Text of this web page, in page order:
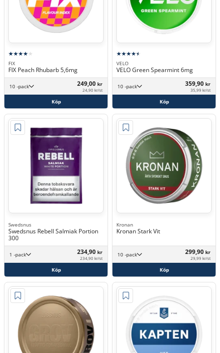
FIX
FIX Peach Rhubarb 5,6mg
10 -pack 249,00 kr
24,90 kr/st
Köp
VELO
VELO Green Spearmint 6mg
10 -pack 359,90 kr
35,99 kr/st
Köp
Swedsnus
Swedsnus Rebell Salmiak Portion
300
1 -pack 234,90 kr
234,90 kr/st
Köp
Kronan
Kronan Stark Vit
10 -pack 299,90 kr
29,99 kr/st
Köp